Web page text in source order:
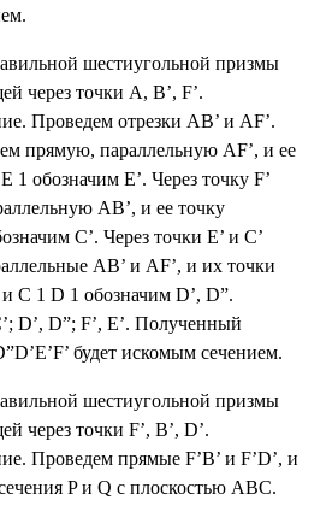
шестиугольной призмы
через точки A, B’, F’.
Проведем отрезки AB’ и AF’.
прямую, параллельную AF’, и ее
1 обозначим E’. Через точку F’
AB’, и ее точку
C’. Через точки E’ и C’
AB’ и AF’, и их точки
C 1 D 1 обозначим D’, D”.
D’, D”; F’, E’. Полученный
будет искомым сечением.
шестиугольной призмы
через точки F’, B’, D’.
Проведем прямые F’B’ и F’D’, и
P и Q с плоскостью ABC.